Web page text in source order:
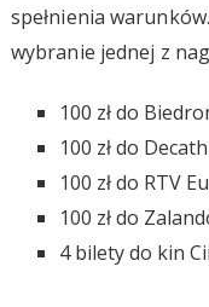
spełnienia
wybranie jednej z
100 zł do
100 zł do
100 zł do RTV
100 zł do
4 bilety do kin